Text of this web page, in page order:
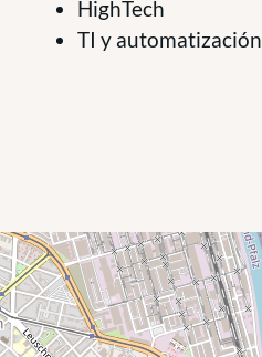
HighTech
TI y automatización